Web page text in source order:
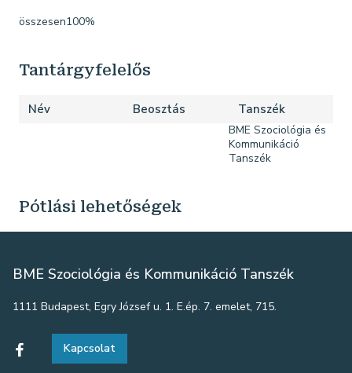
összesen100%
Tantárgyfelelős
Név Beosztás Tanszék
BME Szociológia és
Kommunikáció
Tanszék
Pótlási lehetőségek
BME Szociológia és Kommunikáció Tanszék
1111 Budapest, Egry József u. 1. E.ép. 7. emelet, 715.
Kapcsolat